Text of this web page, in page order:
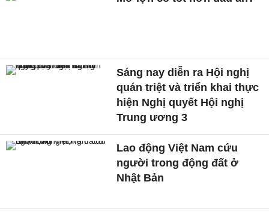
Sáng nay diễn ra Hội nghị
quán triệt và triển khai thực
hiện Nghị quyết Hội nghị
Trung ương 3
Lao động Việt Nam cứu
người trong động đất ở
Nhật Bản